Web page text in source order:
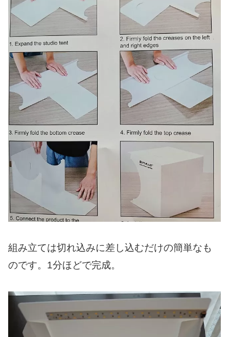
組み立ては切れ込みに差し込むだけの簡単なも
のです。1分ほどで完成。